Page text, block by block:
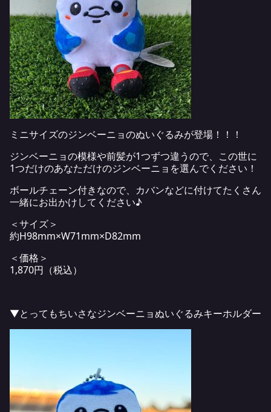
ミニサイズのジンベーニョのぬいぐるみが登場！！！
ジンベーニョの模様や前髪が1つずつ違うので、この世に
1つだけのあなただけのジンベーニョを選んでください！
ボールチェーン付きなので、カバンなどに付けてたくさん
一緒にお出かけしてください♪
＜サイズ＞
約H98mm×W71mm×D82mm
＜価格＞
1,870円（税込）
▼とってもちいさなジンベーニョぬいぐるみキーホルダー